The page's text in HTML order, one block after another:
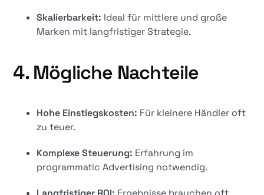
Skalierbarkeit: Ideal für mittlere und große
Marken mit langfristiger Strategie.
4. Mögliche Nachteile
Hohe Einstiegskosten: Für kleinere Händler oft
zu teuer.
Komplexe Steuerung: Erfahrung im
programmatic Advertising notwendig.